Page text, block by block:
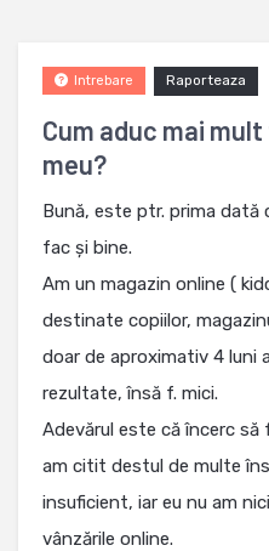
Cum aduc mai
meu?
Raporteaza
Intrebare
Bună, este ptr. prima dată
fac și bine.
Am un magazin online (
destinate copiilor,
doar de aproximativ 4 luni
rezultate, însă f. mici.
Adevărul este că încerc
am citit destul de multe
insuficient, iar eu nu am
vânzările online.